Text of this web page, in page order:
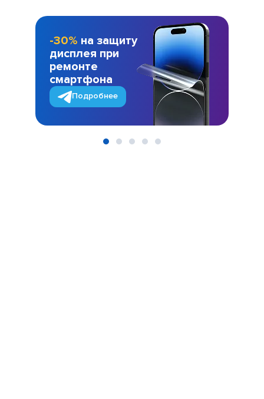
-30% на защиту
дисплея при
ремонте
смартфона
Подробнее